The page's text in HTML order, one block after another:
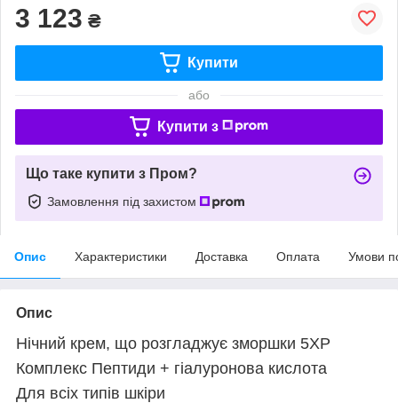
3 123 ₴
Купити
або
Купити з
Що таке купити з Пром?
Замовлення під захистом
Опис Характеристики Доставка Оплата Умови
Опис
Нічний крем, що розгладжує зморшки 5ХР
Комплекс Пептиди + гіалуронова кислота
Для всіх типів шкіри